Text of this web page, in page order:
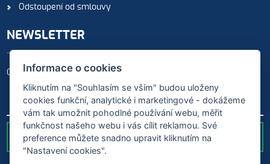
Odstoupení od smlouvy
NEWSLETTER
Odebírejte naše novinky
ODESLAT
Informace o cookies
Kliknutím na "Souhlasím se vším" budou uloženy
cookies funkční, analytické i marketingové - dokážeme
vám tak umožnit pohodlné používání webu, měřit
funkčnost našeho webu i vás cílit reklamou. Své
preference můžete snadno upravit kliknutím na
"Nastavení cookies".